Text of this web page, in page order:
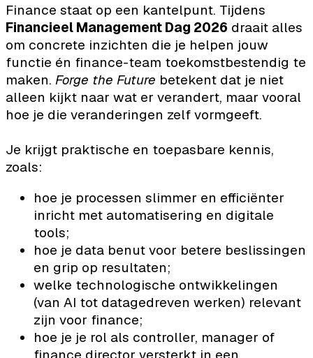
Finance staat op een kantelpunt. Tijdens
Financieel Management Dag 2026 draait alles
om concrete inzichten die je helpen jouw
functie én finance-team toekomstbestendig te
maken. Forge the Future betekent dat je niet
alleen kijkt naar wat er verandert, maar vooral
hoe je die veranderingen zelf vormgeeft.
Je krijgt praktische en toepasbare kennis,
zoals:
hoe je processen slimmer en efficiënter
inricht met automatisering en digitale
tools;
hoe je data benut voor betere beslissingen
en grip op resultaten;
welke technologische ontwikkelingen
(van AI tot datagedreven werken) relevant
zijn voor finance;
hoe je je rol als controller, manager of